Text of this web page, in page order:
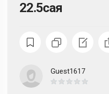
22.5сая
Guest1617